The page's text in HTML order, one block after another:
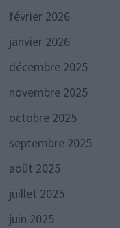
février 2026
janvier 2026
décembre 2025
novembre 2025
octobre 2025
septembre 2025
août 2025
juillet 2025
juin 2025